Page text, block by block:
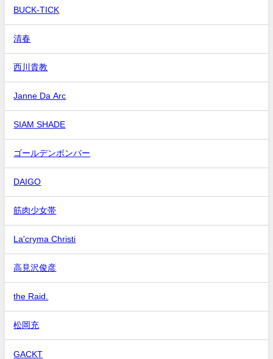
BUCK-TICK
清春
西川貴教
Janne Da Arc
SIAM SHADE
ゴールデンボンバー
DAIGO
筋肉少女帯
La'cryma Christi
高見沢俊彦
the Raid.
松岡充
GACKT